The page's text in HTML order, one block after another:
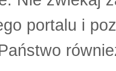
portalu i